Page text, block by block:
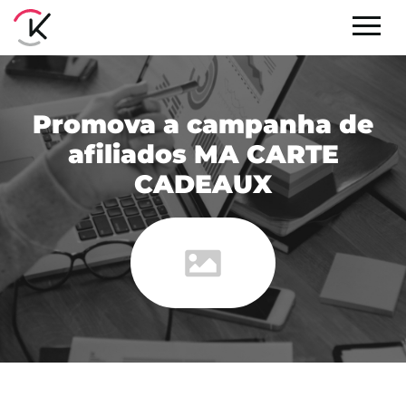
Promova a campanha de
afiliados MA CARTE
CADEAUX